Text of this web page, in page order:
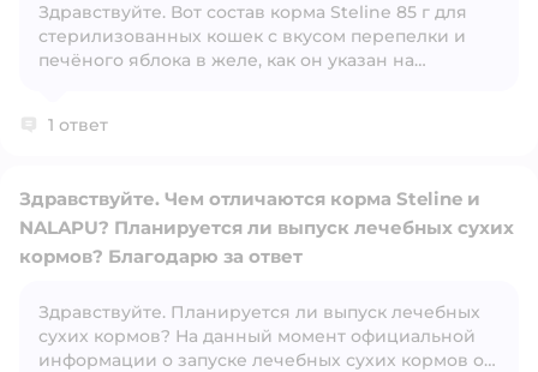
Открыть вопрос
Здравствуйте. Вот состав корма Steline 85 г для
стерилизованных кошек с вкусом перепелки и
печёного яблока в желе, как он указан на
Растительные компоненты Минералы Таурин L-
приготовления
1 ответ
Открыть вопрос
Здравствуйте. Чем отличаются корма Steline и
NALAPU? Планируется ли выпуск лечебных сухих
кормов? Благодарю за ответ
Здравствуйте. Планируется ли выпуск лечебных
сухих кормов? На данный момент официальной
информации о запуске лечебных сухих кормов от